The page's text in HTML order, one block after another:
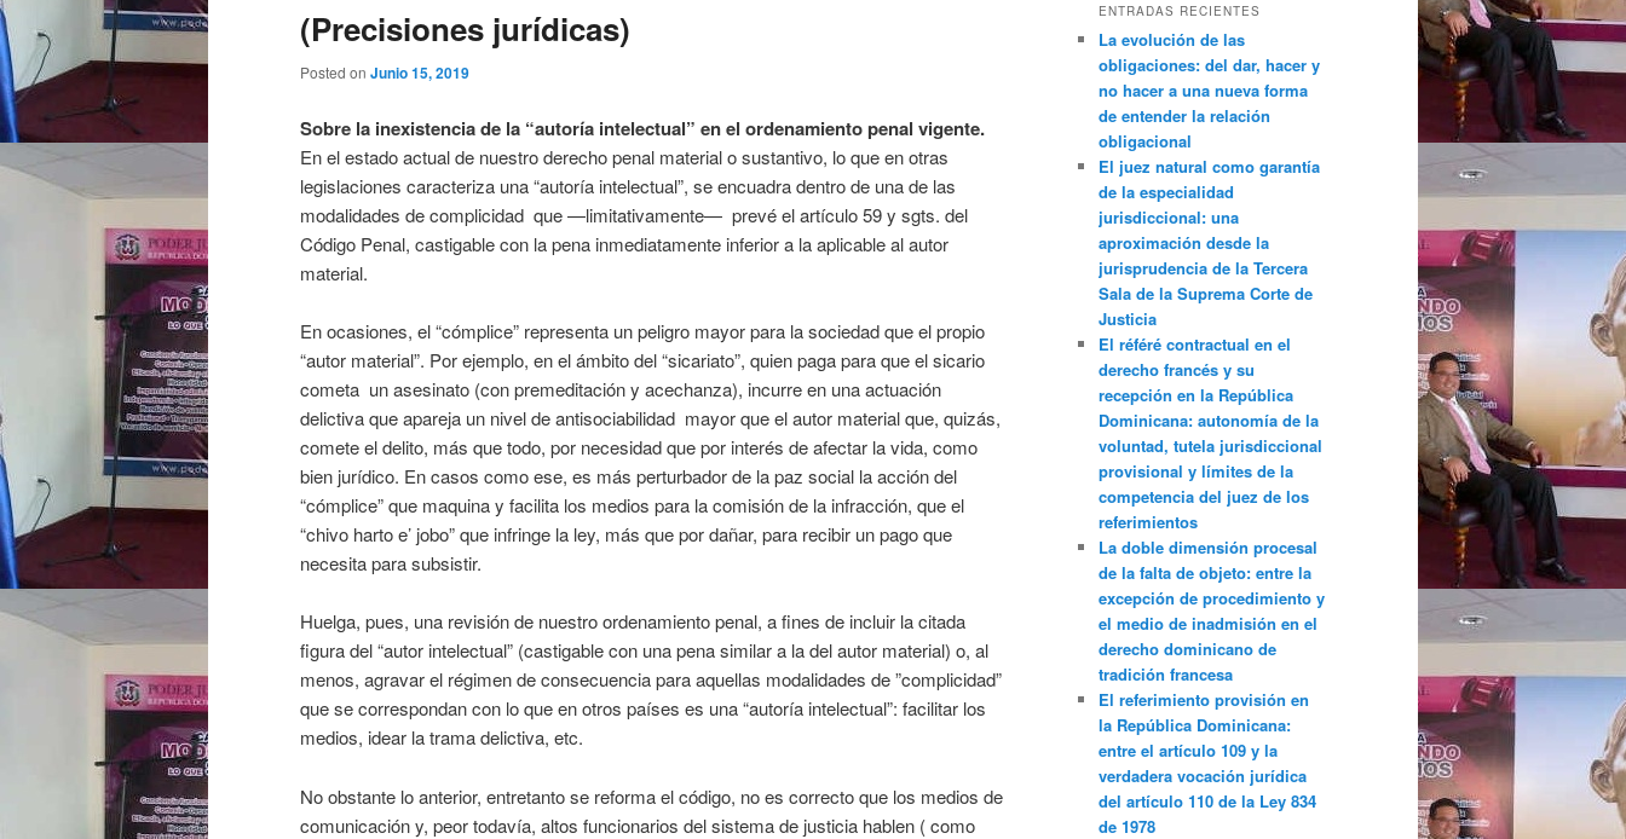
(Precisiones jurídicas)
Posted on Junio 15, 2019
Sobre la inexistencia de la “autoría intelectual” en el ordenamiento penal vigente.
En el estado actual de nuestro derecho penal material o sustantivo, lo que en otras
legislaciones caracteriza una “autoría intelectual”, se encuadra dentro de una de las
modalidades de complicidad que —limitativamente— prevé el artículo 59 y sgts. del
Código Penal, castigable con la pena inmediatamente inferior a la aplicable al autor
material.
En ocasiones, el “cómplice” representa un peligro mayor para la sociedad que el propio
“autor material”. Por ejemplo, en el ámbito del “sicariato”, quien paga para que el sicario
cometa un asesinato (con premeditación y acechanza), incurre en una actuación
delictiva que apareja un nivel de antisociabilidad mayor que el autor material que, quizás,
comete el delito, más que todo, por necesidad que por interés de afectar la vida, como
bien jurídico. En casos como ese, es más perturbador de la paz social la acción del
“cómplice” que maquina y facilita los medios para la comisión de la infracción, que el
“chivo harto e’ jobo” que infringe la ley, más que por dañar, para recibir un pago que
necesita para subsistir.
Huelga, pues, una revisión de nuestro ordenamiento penal, a fines de incluir la citada
figura del “autor intelectual” (castigable con una pena similar a la del autor material) o, al
menos, agravar el régimen de consecuencia para aquellas modalidades de ”complicidad”
que se correspondan con lo que en otros países es una “autoría intelectual”: facilitar los
medios, idear la trama delictiva, etc.
No obstante lo anterior, entretanto se reforma el código, no es correcto que los medios de
comunicación y, peor todavía, altos funcionarios del sistema de justicia hablen ( como
ENTRADAS RECIENTES
La evolución de las
obligaciones: del dar, hacer y
no hacer a una nueva forma
de entender la relación
obligacional
El juez natural como garantía
de la especialidad
jurisdiccional: una
aproximación desde la
jurisprudencia de la Tercera
Sala de la Suprema Corte de
Justicia
El référé contractual en el
derecho francés y su
recepción en la República
Dominicana: autonomía de la
voluntad, tutela jurisdiccional
provisional y límites de la
competencia del juez de los
referimientos
La doble dimensión procesal
de la falta de objeto: entre la
excepción de procedimiento y
el medio de inadmisión en el
derecho dominicano de
tradición francesa
El referimiento provisión en
la República Dominicana:
entre el artículo 109 y la
verdadera vocación jurídica
del artículo 110 de la Ley 834
de 1978